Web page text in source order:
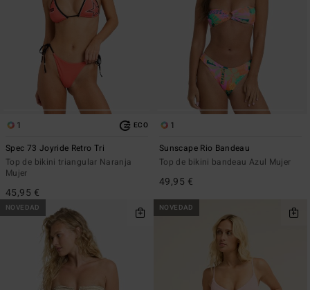
1 ECO
Spec 73 Joyride Retro Tri
Top de bikini triangular Naranja
Mujer
45,95 €
1
Sunscape Rio Bandeau
Top de bikini bandeau Azul Mujer
49,95 €
NOVEDAD NOVEDAD